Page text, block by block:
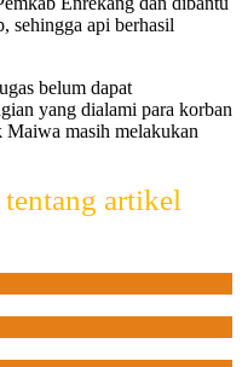
sehingga api berhasil
belum dapat
yang dialami para korban
Maiwa masih melakukan
artikel